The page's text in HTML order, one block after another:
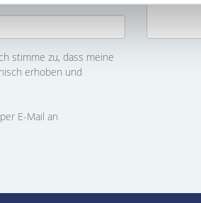
stimme zu, dass meine
erhoben und
E-Mail an